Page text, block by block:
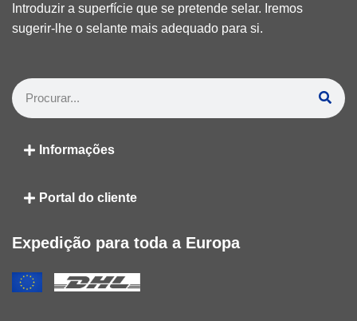
Introduzir a superfície que se pretende selar. Iremos
sugerir-lhe o selante mais adequado para si.
Informações
Portal do cliente
Expedição para toda a Europa